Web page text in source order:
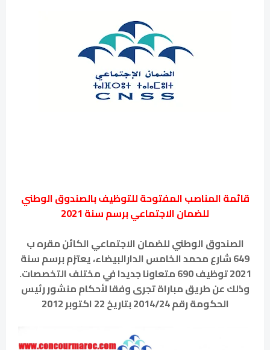
قائمة المناصب المفتوحة للتوظيف بالصندوق الوطني
للضمان الاجتماعي برسم سنة 2021
الصندوق الوطنللضمان الاجتماعي الكائن مقره ب
649 شارع محمد الخامس الدارالبيضاء، يعتزم برسم سنة
2021 توظيف 690 متعاونا جديدا في مختلف التخصصات.
وذلك عن طريق مباراة تجرى وفقا لأحكام منشور رئيس
الحكومة رقم 2014/24 بتاريخ 22 اكتوبر 2012